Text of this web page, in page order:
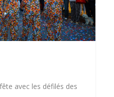
avec les défilés des